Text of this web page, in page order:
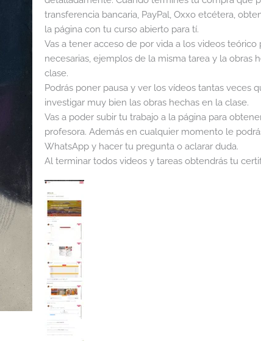
transferencia bancaria, PayPal, Oxxo etcétera,
la página con tu curso abierto para tí.
Vas a tener acceso de por vida a los videos
necesarias, ejemplos de la misma tarea y la obras
clase.
Podrás poner pausa y ver los vídeos tantas veces
investigar muy bien las obras hechas en la clase.
Vas a poder subir tu trabajo a la página para
profesora. Además en cualquier momento le
WhatsApp y hacer tu pregunta o aclarar duda.
Al terminar todos videos y tareas obtendrás tu